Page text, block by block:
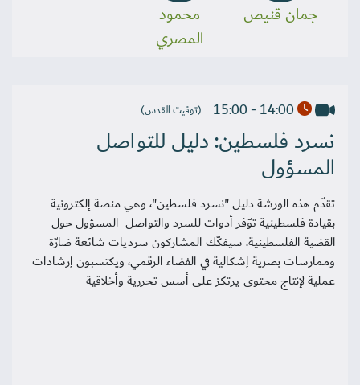
جمان قنيص
محمود
المصري
14:00 - 15:00 (توقيت القدس)
نسرد فلسطين: دليل للتواصل
المسؤول
تقدّم هذه الورشة دليل "نسرد فلسطين"، وهي منصة إلكترونية
بقيادة فلسطينية توّفر أدوات للسرد والتواصل المسؤول حول
القضية الفلسطينية. سيفكّك المشاركون سرديات شائعة ضارّة
وممارسات بصرية إشكالية في الفضاء الرقمي، ويكتسبون إرشادات
عملية لإنتاج محتوى يرتكز على أسس تحررية وأخلاقية